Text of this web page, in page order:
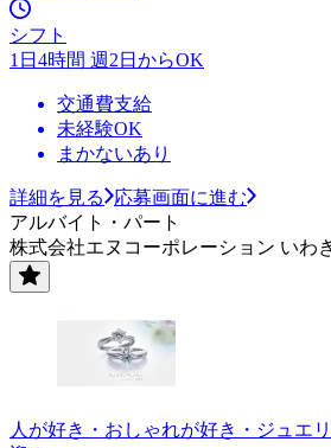
シフト
1日4時間 週2日からOK
交通費支給
未経験OK
まかないあり
詳細を見る
応募画面に進む
アルバイト・パート
株式会社エヌコーポレーション いわ
人が好き・おしゃれが好き・ジュエ